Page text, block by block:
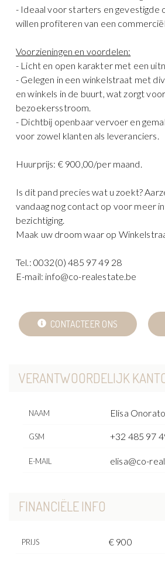
- Ideaal voor starters en gevestigde
willen profiteren van een
Voorzieningen en voordelen:
- Licht en open karakter met een
- Gelegen in een winkelstraat met
en winkels in de buurt, wat zorgt
bezoekersstroom.
- Dichtbij openbaar vervoer en
voor zowel klanten als leveranciers.
Huurprijs: € 900,00/per maand.
Is dit pand precies wat u zoekt?
vandaag nog contact op voor meer
bezichtiging.
Maak uw droom waar op
Tel.: 0032(0) 485 97 49 28
E-mail: info@co-realestate.be
CONTACTEER ONS
VERANTWOORDELIJK
NAAM Elisa Onorato
GSM +32 485 97
E-MAIL elisa@co-
FINANCIËLE INFO
PRIJS € 900